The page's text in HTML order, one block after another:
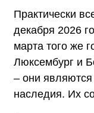
Практически
декабря 2026
марта того же
Люксембург и
– они являются
наследия. Их